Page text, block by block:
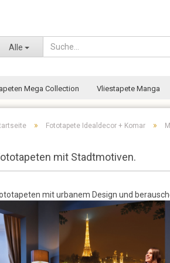
Alle
Mega Collection Vliestapete Manga
» Fototapete Idealdecor + Komar »
mit Stadtmotiven.
mit urbanem Design und